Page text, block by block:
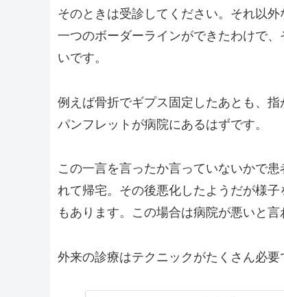
そのときは受診してください。それ以
一つのボーダーラインができたわけで
いです。
例えば骨折でギプス固定したあとも、
パンフレットが病院にあるはずです。
この一言を言ったか言っていないかで
れて帰宅。その後悪化したようだが様
もあります。この場合は病院が悪いと言
外来の診療はテクニックがたくさん必要